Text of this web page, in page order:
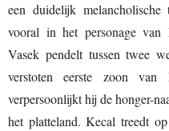
een duidelijk
vooral in het personage van
Vasek pendelt tussen twee
verstoten eerste zoon
verpersoonlijkt hij de honger-
het platteland. Kecal treedt